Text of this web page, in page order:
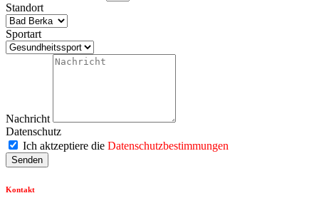
Standort
Sportart
Nachricht
Datenschutz
Ich aktzeptiere die Datenschutzbestimmungen
Senden
Kontakt